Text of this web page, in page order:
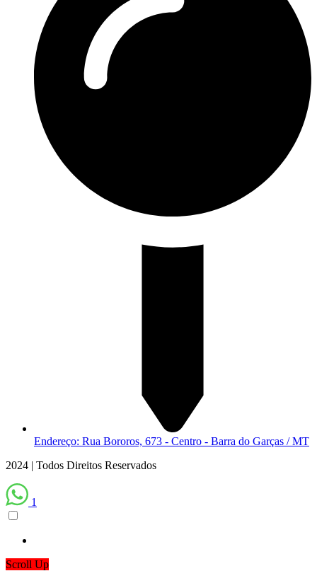
Endereço: Rua Bororos, 673 - Centro - Barra do Garças / MT
2024 | Todos Direitos Reservados
1
Scroll Up